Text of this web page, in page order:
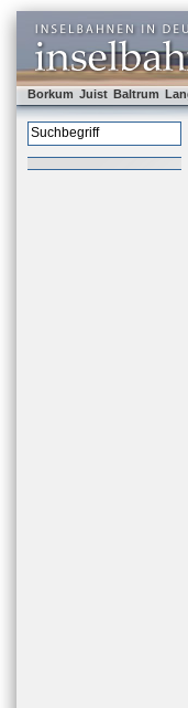
Borkum Juist Baltrum